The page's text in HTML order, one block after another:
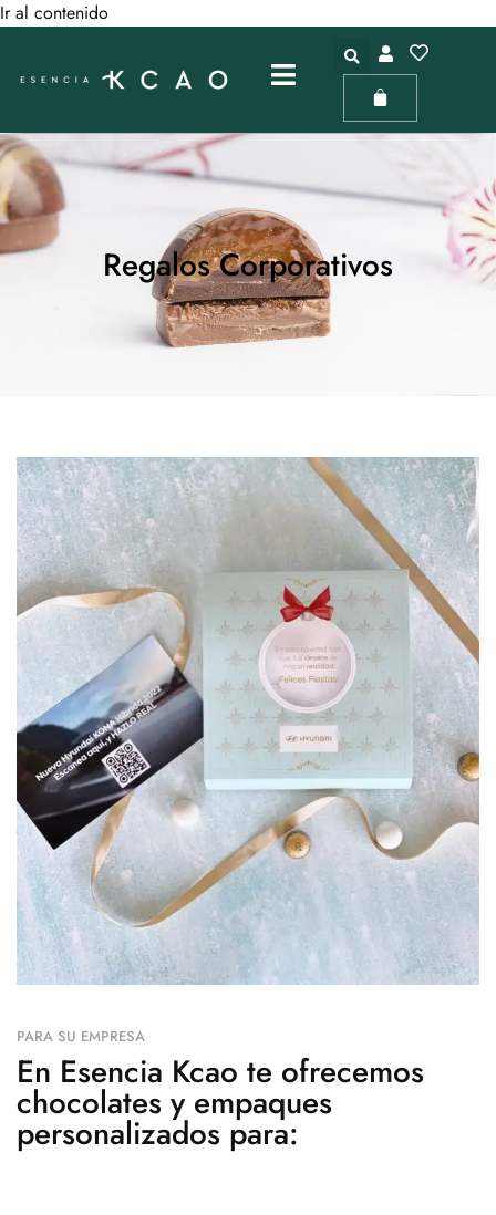
Ir al contenido
Regalos Corporativos
PARA SU EMPRESA
En Esencia Kcao te ofrecemos
chocolates y empaques
personalizados para: